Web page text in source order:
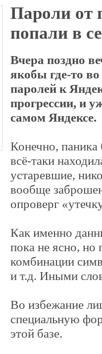
Пароли от
попали в
Вчера поздно
якобы где-то
паролей к
прогрессии, и
самом Яндексе.
Конечно,
всё-таки
устаревшие,
вообще
опроверг
Как именно
пока не ясно, но
комбинации
и т.д. Иными
Во избежание
специальную
этой базе.